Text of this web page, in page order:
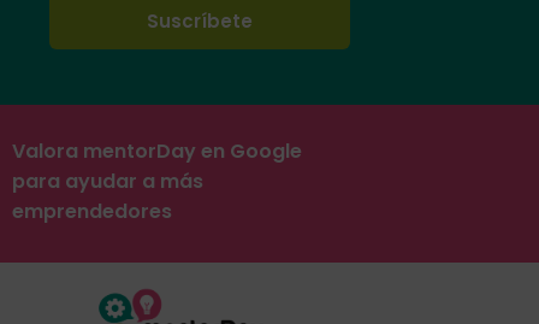
Valora mentorDay en Google
para ayudar a más
emprendedores